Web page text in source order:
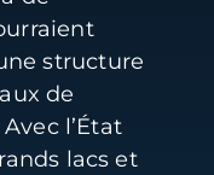
structure
de
l’État
lacs et